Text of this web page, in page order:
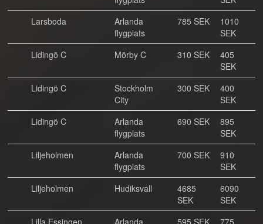
Larsboda
Arlanda
flygplats
785 SEK
1010
SEK
Lidingö C
Mörby C 310 SEK
405
SEK
Lidingö C
Stockholm
City
300 SEK
400
SEK
Lidingö C
Arlanda
flygplats
690 SEK
895
SEK
Liljeholmen
Arlanda
flygplats
700 SEK
910
SEK
Liljeholmen
Hudiksvall
4685
SEK
6090
SEK
Lilla Essingen
Arlanda
595 SEK
775